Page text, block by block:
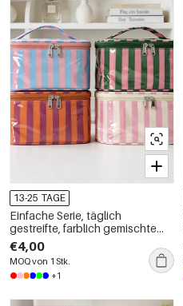
13-25 TAGE
Einfache Serie, täglich
gestreifte, farblich gemischte
PVC-Kosmetiktaschen
€4,00
MOQ von 1 Stk.
+1